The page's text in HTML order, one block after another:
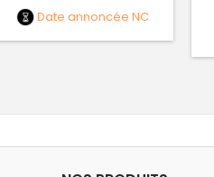
Date annoncée NC